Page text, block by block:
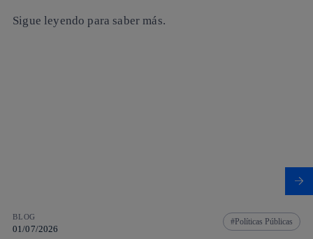
Sigue leyendo para saber más.
BLOG
01/07/2026
Políticas Públicas